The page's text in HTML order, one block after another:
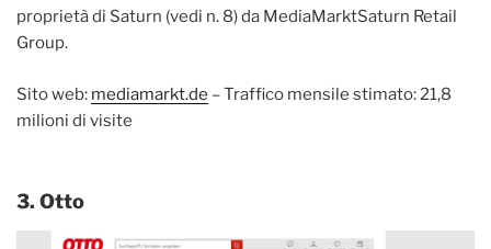
proprietà di Saturn (vedi n. 8) da MediaMarktSaturn Retail
Group.
Sito web: mediamarkt.de – Traffico mensile stimato: 21,8
milioni di visite
3. Otto